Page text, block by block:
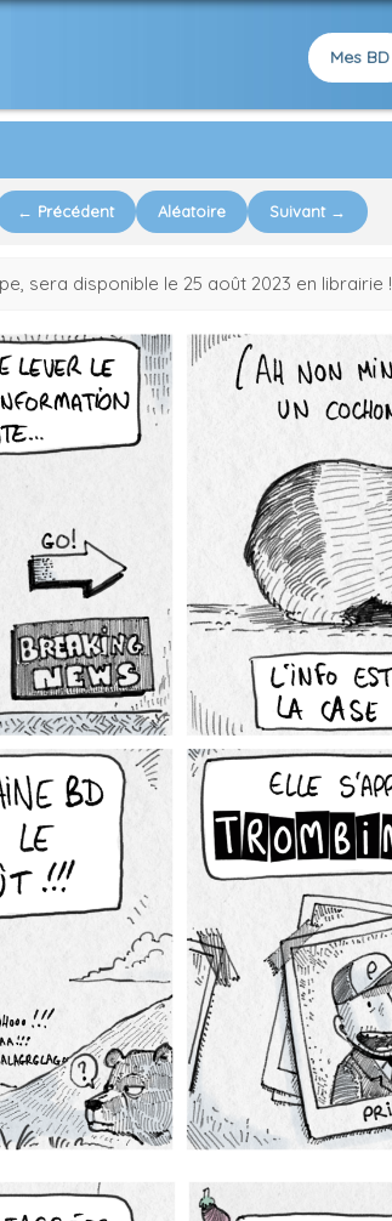
Mes BD
← Précédent Aléatoire Suivant →
sera disponible le 25 août 2023 en librairie !